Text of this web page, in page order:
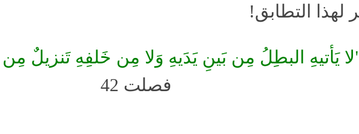
لهذا التطابق!
يَأتيهِ البطِلُ مِن بَينِ يَدَيهِ وَلا مِن خَلفِهِ تَنزيلٌ
فصلت 42